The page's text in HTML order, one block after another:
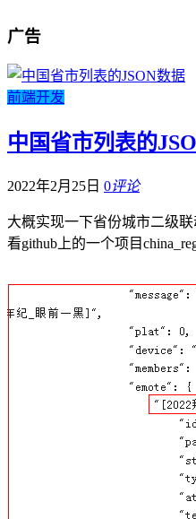
广告
前端开发
中国省市列表的
2022年2月25日 0评论
大概实现一下省份城市二级
看github上的一个项目